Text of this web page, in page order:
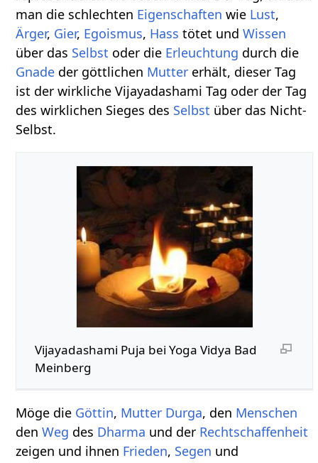
man die schlechten Eigenschaften wie Lust,
Ärger, Gier, Egoismus, Hass tötet undWissen
über das Selbst oder die Erleuchtung durch die
Gnade der göttlichen Mutter erhält, dieser Tag
ist der wirkliche Vijayadashami Tag oder der Tag
des wirklichen Sieges des Selbst über das Nicht-
Selbst.
Vijayadashami Puja bei Yoga Vidya Bad
Meinberg
Möge die Göttin, Mutter Durga, den Menschen
denWeg des Dharma und der Rechtschaffenheit
zeigen und ihnen Frieden, Segen und